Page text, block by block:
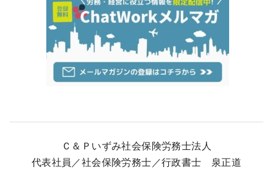
Ｃ＆Ｐいずみ社会保険労務士法人
代表社員／社会保険労務士／行政書士 泉正道